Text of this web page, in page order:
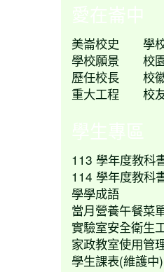
愛在崙中
美崙校史
學
學校願景
校
歷任校長
校
重大工程
校
學生專區
113 學年度教科
114 學年度教科
學學成語
當月營養午餐菜
實驗室安全衛生
家政教室使用管
學生課表(維護中)